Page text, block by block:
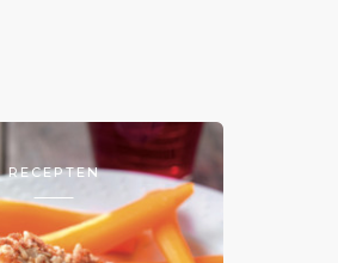
RECEPTEN